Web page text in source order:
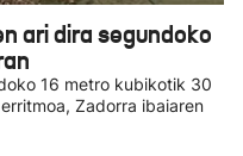
ari dira segundoko
16 metro kubikotik 30
Zadorra ibaiaren